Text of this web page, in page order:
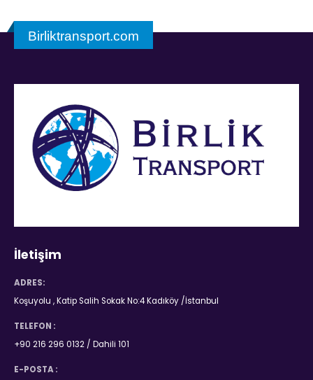
Birliktransport.com
İletişim
ADRES:
Koşuyolu , Katip Salih Sokak No:4 Kadıköy /İstanbul
TELEFON :
+90 216 296 0132 / Dahili 101
E-POSTA :